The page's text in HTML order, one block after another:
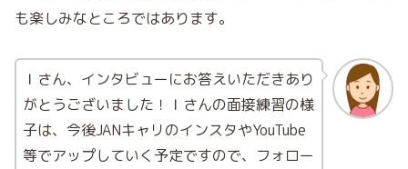
も楽しみなところではあります。
Ｉさん、インタビューにお答えいただきあり
がとうございました！Ｉさんの面接練習の様
子は、今後JANキャリのインスタやYouTube
等でアップしていく予定ですので、フォロー